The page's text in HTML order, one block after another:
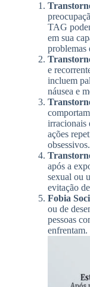
TAG
em sua
problemas
e
incluem
náusea e
irracionais
ações
obsessivos.
após a
sexual ou
evitação
Fobia
ou de
pessoas
enfrentam.